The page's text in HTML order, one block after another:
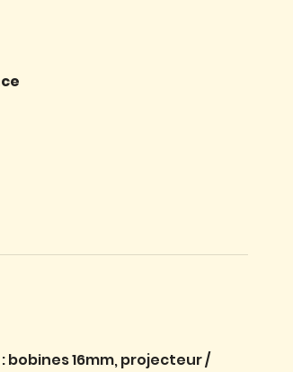
bobines 16mm, projecteur /